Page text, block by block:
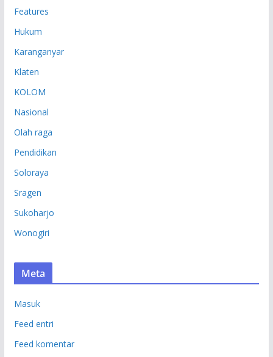
Features
Hukum
Karanganyar
Klaten
KOLOM
Nasional
Olah raga
Pendidikan
Soloraya
Sragen
Sukoharjo
Wonogiri
Meta
Masuk
Feed entri
Feed komentar